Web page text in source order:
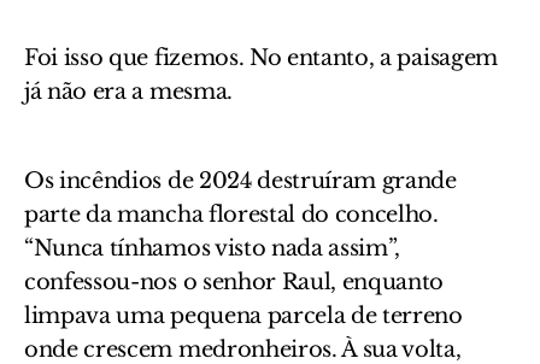
Foi isso que fizemos. No entanto, a paisagem
já não era a mesma.
Os incêndios de 2024 destruíram grande
parte da mancha florestal do concelho.
“Nunca tínhamos visto nada assim”,
confessou-nos o senhor Raul, enquanto
limpava uma pequena parcela de terreno
onde crescem medronheiros. À sua volta,